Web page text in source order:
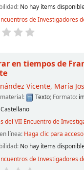
No hay ítems
de Investigadores
en tiempos de
Vicente, María
Texto; Formato:
Castellano
del VII Encuentro de
línea: Haga clic para
No hay ítems
de Investigadores